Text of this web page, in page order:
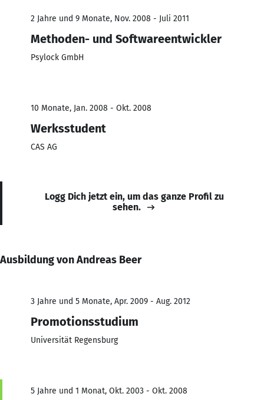
2 Jahre und 9 Monate, Nov. 2008 - Juli 2011
Methoden- und Softwareentwickler
Psylock GmbH
10 Monate, Jan. 2008 - Okt. 2008
Werksstudent
CAS AG
Logg Dich jetzt ein, um das ganze Profil zu
sehen.
Ausbildung von Andreas Beer
3 Jahre und 5 Monate, Apr. 2009 - Aug. 2012
Promotionsstudium
Universität Regensburg
5 Jahre und 1 Monat, Okt. 2003 - Okt. 2008